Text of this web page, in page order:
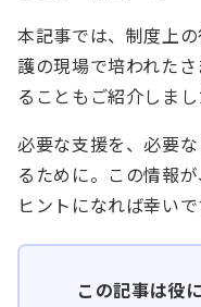
本記事では、制度上
護の現場で培われた
ることもご紹介しまし
必要な支援を、必要
るために。この情報
ヒントになれば幸いで
この記事は役